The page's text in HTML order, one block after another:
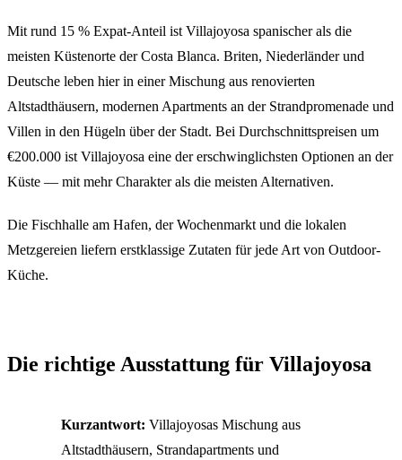
Mit rund 15 % Expat-Anteil ist Villajoyosa spanischer als die
meisten Küstenorte der Costa Blanca. Briten, Niederländer und
Deutsche leben hier in einer Mischung aus renovierten
Altstadthäusern, modernen Apartments an der Strandpromenade und
Villen in den Hügeln über der Stadt. Bei Durchschnittspreisen um
€200.000 ist Villajoyosa eine der erschwinglichsten Optionen an der
Küste — mit mehr Charakter als die meisten Alternativen.
Die Fischhalle am Hafen, der Wochenmarkt und die lokalen
Metzgereien liefern erstklassige Zutaten für jede Art von Outdoor-
Küche.
Die richtige Ausstattung für Villajoyosa
Kurzantwort: Villajoyosas Mischung aus
Altstadthäusern, Strandapartments und